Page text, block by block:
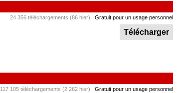
24 356 téléchargements (86 hier) Gratuit pour un usage personnel
Télécharger
117 105 téléchargements (2 262 hier) Gratuit pour un usage personnel